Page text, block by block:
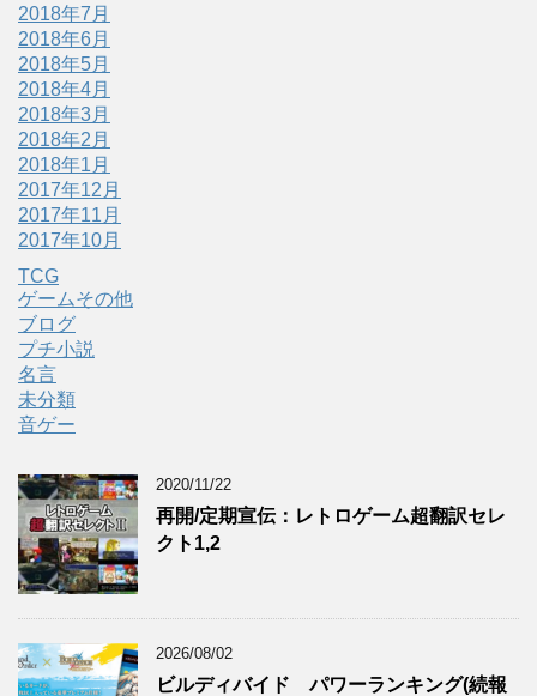
2018年7月
2018年6月
2018年5月
2018年4月
2018年3月
2018年2月
2018年1月
2017年12月
2017年11月
2017年10月
TCG
ゲームその他
ブログ
プチ小説
名言
未分類
音ゲー
2020/11/22
再開/定期宣伝：レトロゲーム超翻訳セレ
クト1,2
2026/08/02
ビルディバイド パワーランキング(続報